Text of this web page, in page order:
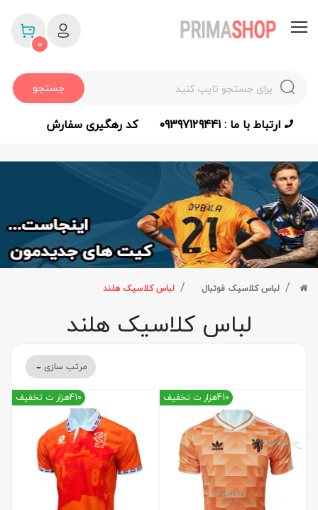
جستجو
0
ارتباط با ما : 09397129441 کد رهگیری سفارش
لباس کلاسیک فوتبال لباس کلاسیک هلند
لباس کلاسیک هلند
مرتب سازی
410هزار ت تخفیف 410هزار ت تخفیف